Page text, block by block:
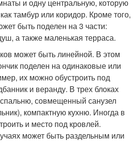
и одну центральную, которую
тамбур или коридор. Кроме того,
быть поделен на 3 части:
а также маленькая терраса.
может быть линейной. В этом
поделен на одинаковые или
их можно обустроить под
и веранду. В трех блоках
совмещенный санузел
компактную кухню. Иногда в
и место под кровлей.
может быть раздельным или